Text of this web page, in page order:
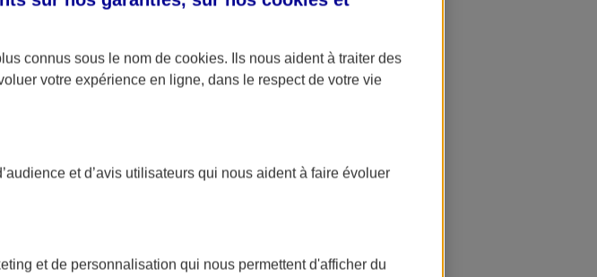
L'application AXA Banque
connus sous le nom de cookies. Ils nous aident à traiter des
votre expérience en ligne, dans le respect de votre vie
et d’avis utilisateurs qui nous aident à faire évoluer
et de personnalisation qui nous permettent d'afficher du